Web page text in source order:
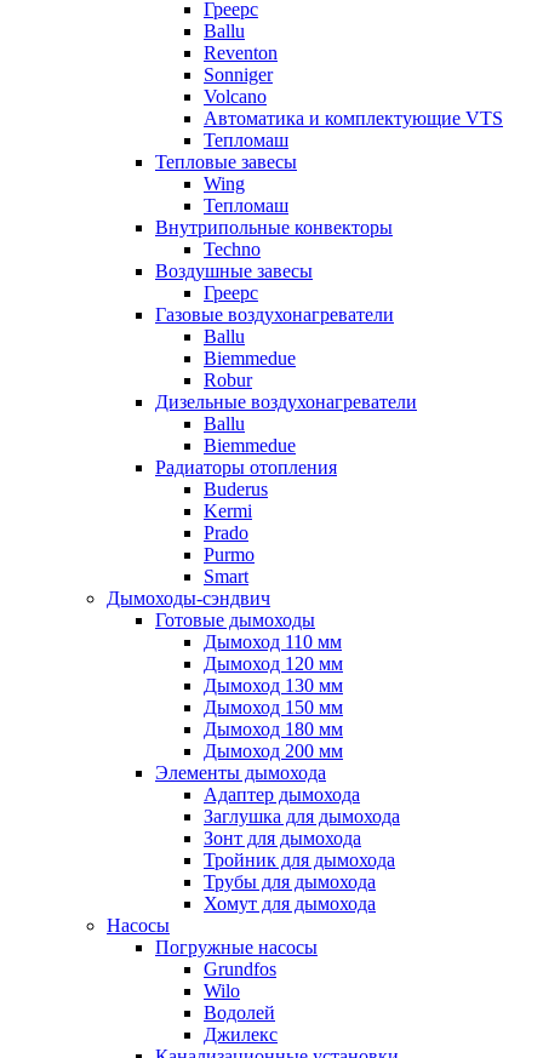
Греерс
Ballu
Reventon
Sonniger
Volcano
Автоматика и комплектующие VTS
Тепломаш
Тепловые завесы
Wing
Тепломаш
Внутрипольные конвекторы
Techno
Воздушные завесы
Греерс
Газовые воздухонагреватели
Ballu
Biemmedue
Robur
Дизельные воздухонагреватели
Ballu
Biemmedue
Радиаторы отопления
Buderus
Kermi
Prado
Purmo
Smart
Дымоходы-сэндвич
Готовые дымоходы
Дымоход 110 мм
Дымоход 120 мм
Дымоход 130 мм
Дымоход 150 мм
Дымоход 180 мм
Дымоход 200 мм
Элементы дымохода
Адаптер дымохода
Заглушка для дымохода
Зонт для дымохода
Тройник для дымохода
Трубы для дымохода
Хомут для дымохода
Насосы
Погружные насосы
Grundfos
Wilo
Водолей
Джилекс